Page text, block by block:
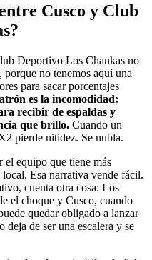
Cusco y Club
Deportivo Los Chankas no
no tenemos aquí una
para sacar porcentajes
es la incomodidad:
recibir de espaldas y
que brillo. Cuando un
pierde nitidez. Se nubla.
el equipo que tiene más
Esa narrativa vende fácil.
cuenta otra cosa: Los
el choque y Cusco, cuando
quedar obligado a lanzar
de ser una escalera y se